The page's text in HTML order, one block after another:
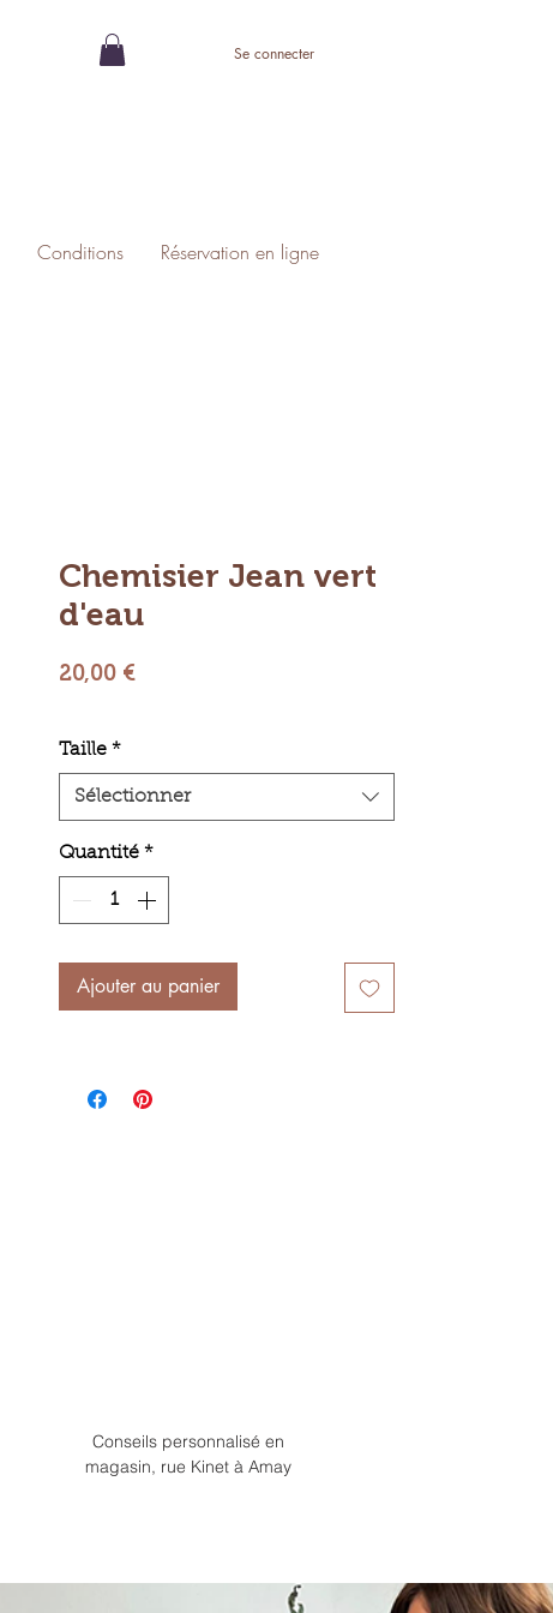
Se connecter
Conditions Réservation en ligne
Chemisier Jean vert
d'eau
20,00 €Prix
Taille *
Sélectionner
Quantité *
Ajouter au panier
Conseils personnalisé en
magasin, rue Kinet à Amay